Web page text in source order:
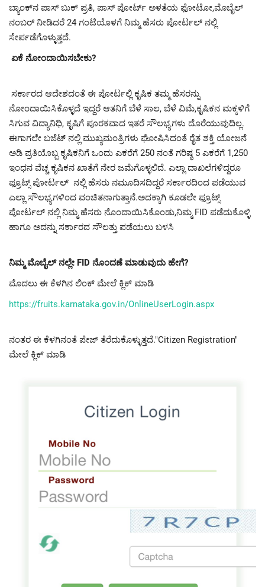
ಬ್ಯಾಂಕ್‍ನ ಪಾಸ್ ಬುಕ್ ಪ್ರತಿ, ಪಾಸ್ ಪೋರ್ಟ್ ಅಳತೆಯ ಫೋಟೋ,ಮೊಬೈಲ್
ನಂಬರ್ ನೀಡಿದರೆ 24 ಗಂಟೆಯೊಳಗೆ ನಿಮ್ಮ ಹೆಸರು ಪೋರ್ಟಲ್ ನಲ್ಲಿ
ಸೇರ್ಪಡೆಗೊಳ್ಳುತ್ತದೆ.
ಏಕೆ ನೋಂದಾಯಿಸಬೇಕು?
ಸರ್ಕಾರದ ಆದೇಶದಂತೆ ಈ ಪೋರ್ಟಲ್ಲಿ ಕೃಷಿಕ ತಮ್ಮ ಹೆಸರನ್ನು
ನೋಂದಾಯಿಸಿಕೊಳ್ಳದೆ ಇದ್ದರೆ ಆತನಿಗೆ ಬೆಳೆ ಸಾಲ, ಬೆಳೆ ವಿಮೆ,ಕೃಷಿಕನ ಮಕ್ಕಳಿಗೆ
ಸಿಗುವ ವಿದ್ಯಾನಿಧಿ, ಕೃಷಿಗೆ ಪೂರಕವಾದ ಇತರೆ ಸೌಲಭ್ಯಗಳು ದೊರೆಯುವುದಿಲ್ಲ.
ಈಗಾಗಲೇ ಬಜೆಟ್ ನಲ್ಲಿ ಮುಖ್ಯಮಂತ್ರಿಗಳು ಘೋಷಿಸಿದಂತೆ ರೈತ ಶಕ್ತಿ ಯೋಜನೆ
ಅಡಿ ಪ್ರತಿಯೊಬ್ಬ ಕೃಷಿಕನಿಗೆ ಒಂದು ಎಕರೆಗೆ 250 ನಂತೆ ಗರಿಷ್ಠ 5 ಎಕರೆಗೆ 1,250
ಇಂಧನ ವೆಚ್ಚ ಕೃಷಿಕನ ಖಾತೆಗೆ ನೇರ ಜಮೆಗೊಳ್ಳಲಿದೆ. ಎಲ್ಲಾ ದಾಖಲೆಗಳಿದ್ದರೂ
ಫ್ರೂಟ್ಸ್ ಪೋರ್ಟಲ್ ನಲ್ಲಿ ಹೆಸರು ನಮೂದಿಸದಿದ್ದರೆ ಸರ್ಕಾರದಿಂದ ಪಡೆಯುವ
ಎಲ್ಲಾ ಸೌಲಭ್ಯಗಳಿಂದ ವಂಚಿತನಾಗುತ್ತಾನೆ.ಅದಕ್ಕಾಗಿ ಕೂಡಲೇ ಫ್ರೂಟ್ಸ್
ಪೋರ್ಟಲ್ ನಲ್ಲಿ ನಿಮ್ಮ ಹೆಸರು ನೊಂದಾಯಿಸಿಕೊಂಡು,ನಿಮ್ಮ FID ಪಡೆದುಕೊಳ್ಳಿ
ಹಾಗೂ ಅದನ್ನು ಸರ್ಕಾರದ ಸೌಲತ್ತು ಪಡೆಯಲು ಬಳಸಿ
ನಿಮ್ಮ ಮೊಬೈಲ್ ನಲ್ಲೇ FID ನೊಂದಣೆ ಮಾಡುವುದು ಹೇಗೆ?
ಮೊದಲು ಈ ಕೆಳಗಿನ ಲಿಂಕ್ ಮೇಲೆ ಕ್ಲಿಕ್ ಮಾಡಿ
https://fruits.karnataka.gov.in/OnlineUserLogin.aspx
ನಂತರ ಈ ಕೆಳಗಿನಂತೆ ಪೇಜ್ ತೆರೆದುಕೊಳ್ಳುತ್ತದೆ."Citizen Registration"
ಮೇಲೆ ಕ್ಲಿಕ್ ಮಾಡಿ